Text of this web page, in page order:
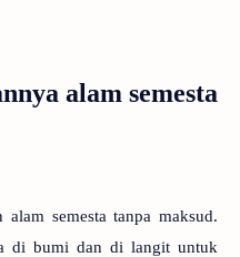
alam semesta
semesta tanpa maksud.
di bumi dan di langit untuk